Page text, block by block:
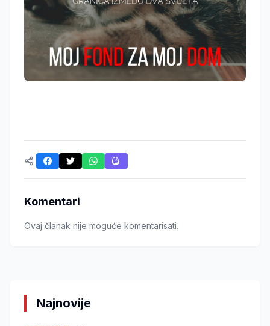
Komentari
Ovaj članak nije moguće komentarisati.
Najnovije